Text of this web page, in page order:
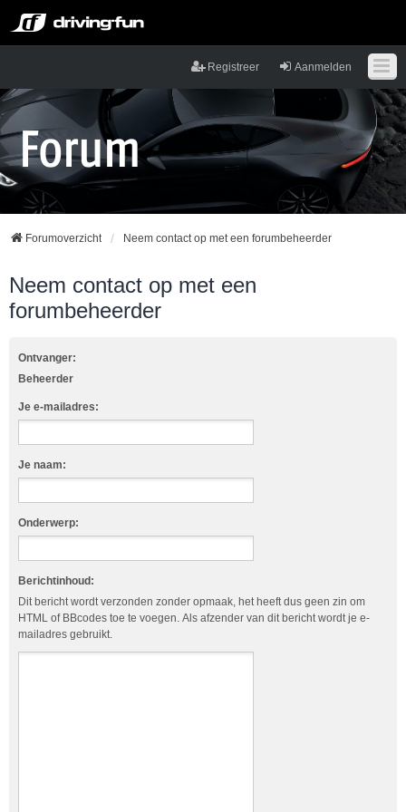
Aanmelden
Registreer
Forumoverzicht Neem contact op met een forumbeheerder
Neem contact op met een
forumbeheerder
Ontvanger:
Beheerder
Je e-mailadres:
Je naam:
Onderwerp:
Berichtinhoud:
Dit bericht wordt verzonden zonder opmaak, het heeft dus geen zin om
HTML of BBcodes toe te voegen. Als afzender van dit bericht wordt je e-
mailadres gebruikt.